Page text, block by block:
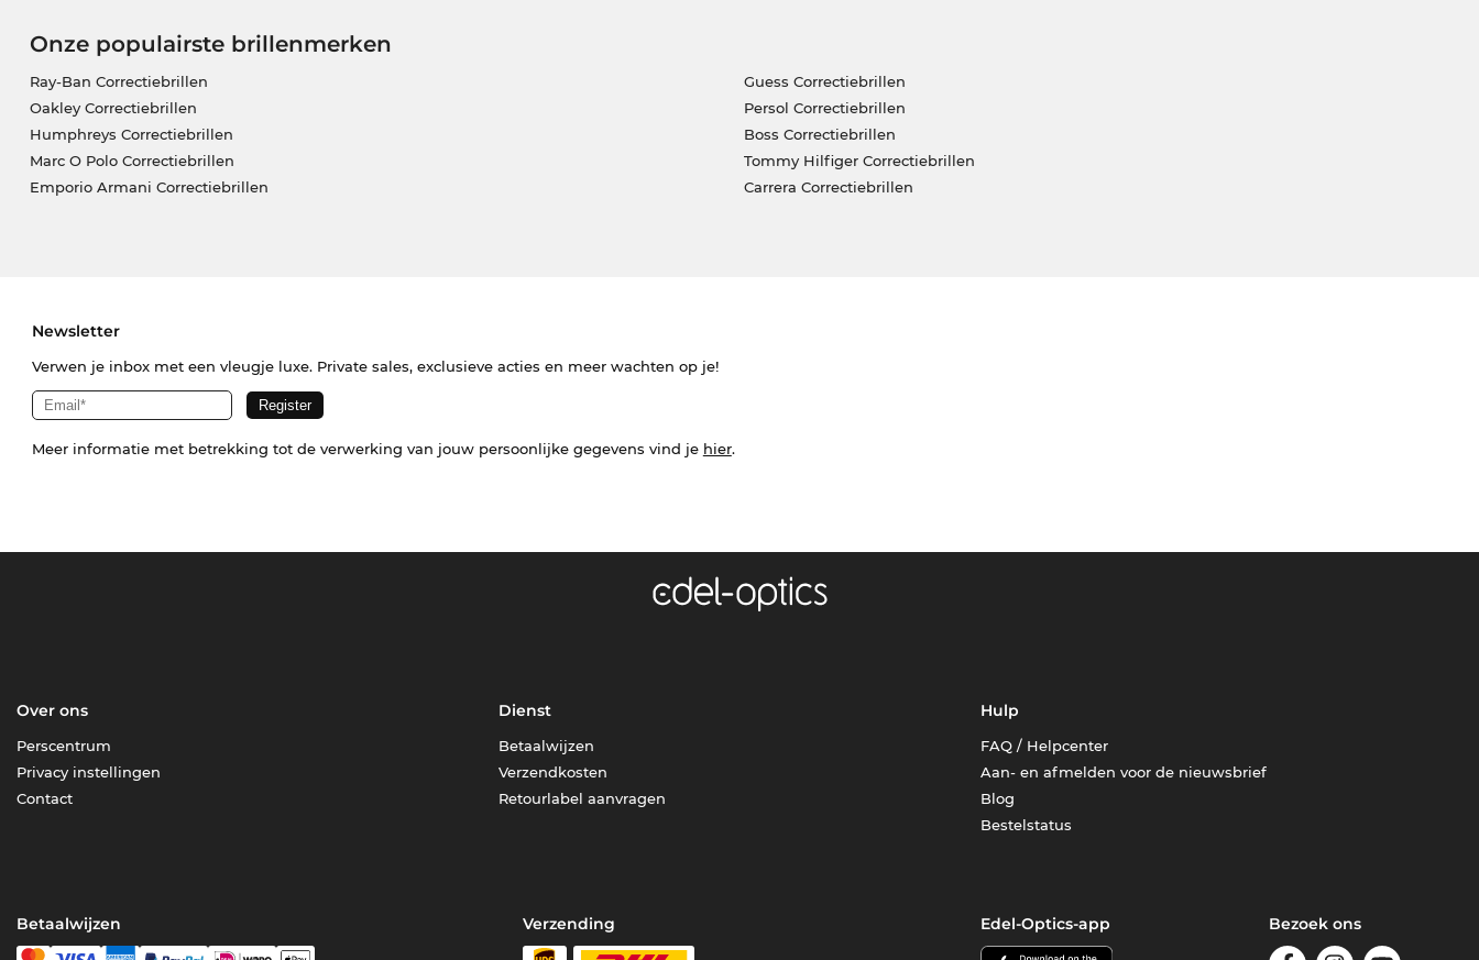
Onze populairste brillenmerken
Ray-Ban Correctiebrillen
Oakley Correctiebrillen
Humphreys Correctiebrillen
Marc O Polo Correctiebrillen
Emporio Armani Correctiebrillen
Guess Correctiebrillen
Persol Correctiebrillen
Boss Correctiebrillen
Tommy Hilfiger Correctiebrillen
Carrera Correctiebrillen
Newsletter
Verwen je inbox met een vleugje luxe. Private sales, exclusieve acties en meer wachten op je!
Meer informatie met betrekking tot de verwerking van jouw persoonlijke gegevens vind je hier.
Over ons
Perscentrum
Privacy instellingen
Contact
Dienst
Betaalwijzen
Verzendkosten
Retourlabel aanvragen
Hulp
FAQ / Helpcenter
Aan- en afmelden voor de nieuwsbrief
Blog
Bestelstatus
Betaalwijzen Verzending Edel-Optics-app Bezoek ons